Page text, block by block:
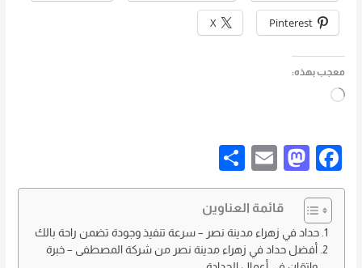
Pinterest
X
معجب بهذه:
جاري
F
a
c
e
b
M
a
st
o
d
E
m
ail
h
ar
e
قائمة العناوين
حداد في زهراء مدينة نصر – سرعة تنفيذ وجودة تضمن راحة بالك
أفضل حداد في زهراء مدينة نصر من شركة المصطفى – خبرة